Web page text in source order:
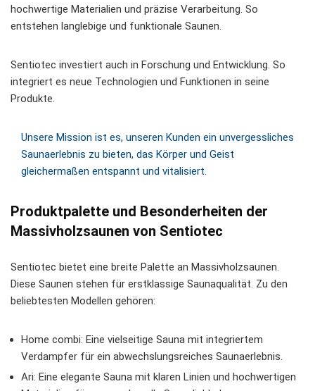
hochwertige Materialien und präzise Verarbeitung. So
entstehen langlebige und funktionale Saunen.
Sentiotec investiert auch in Forschung und Entwicklung. So
integriert es neue Technologien und Funktionen in seine
Produkte.
Unsere Mission ist es, unseren Kunden ein unvergessliches
Saunaerlebnis zu bieten, das Körper und Geist
gleichermaßen entspannt und vitalisiert.
Produktpalette und Besonderheiten der
Massivholzsaunen von Sentiotec
Sentiotec bietet eine breite Palette an Massivholzsaunen.
Diese Saunen stehen für erstklassige Saunaqualität. Zu den
beliebtesten Modellen gehören:
Home combi: Eine vielseitige Sauna mit integriertem
Verdampfer für ein abwechslungsreiches Saunaerlebnis.
Ari: Eine elegante Sauna mit klaren Linien und hochwertigen